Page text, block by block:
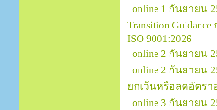
online 1 กันยายน
Transition
ISO 9001:2026
online 2 กันยายน
online 2 กันยายน
ยกเว้นหรือลดอัตรา
online 3 กันยายน